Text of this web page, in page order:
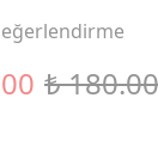
₺ 180.00